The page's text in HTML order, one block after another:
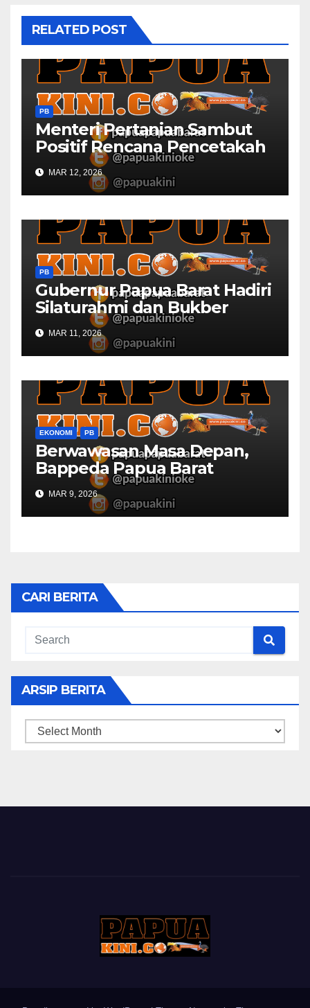
RELATED POST
PB
Menteri Pertanian Sambut
Positif Rencana Pencetakah
Sawah dan Ladang di Papua
Barat
MAR 12, 2026
PB
Gubernur Papua Barat Hadiri
Silaturahmi dan Bukber
Bersama DPR RI dan
Mendagri di IPDN
MAR 11, 2026
EKONOMI PB
Berwawasan Masa Depan,
Bappeda Papua Barat
Konsultasi Publik RKPD 2027
MAR 9, 2026
CARI BERITA
ARSIP BERITA
ARSIP